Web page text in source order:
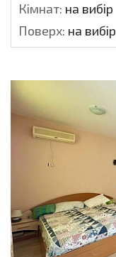
Кімнат: на вибір
Поверх: на вибір